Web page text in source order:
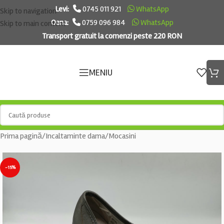
Skip to navigation
Skip to main content
Levi: 0745 011 921
WhatsApp
Oana:
0759 096 984
WhatsApp
Transport gratuit la comenzi peste 220 RON
MENIU
Prima pagină/Incaltaminte dama/Mocasini
-15%